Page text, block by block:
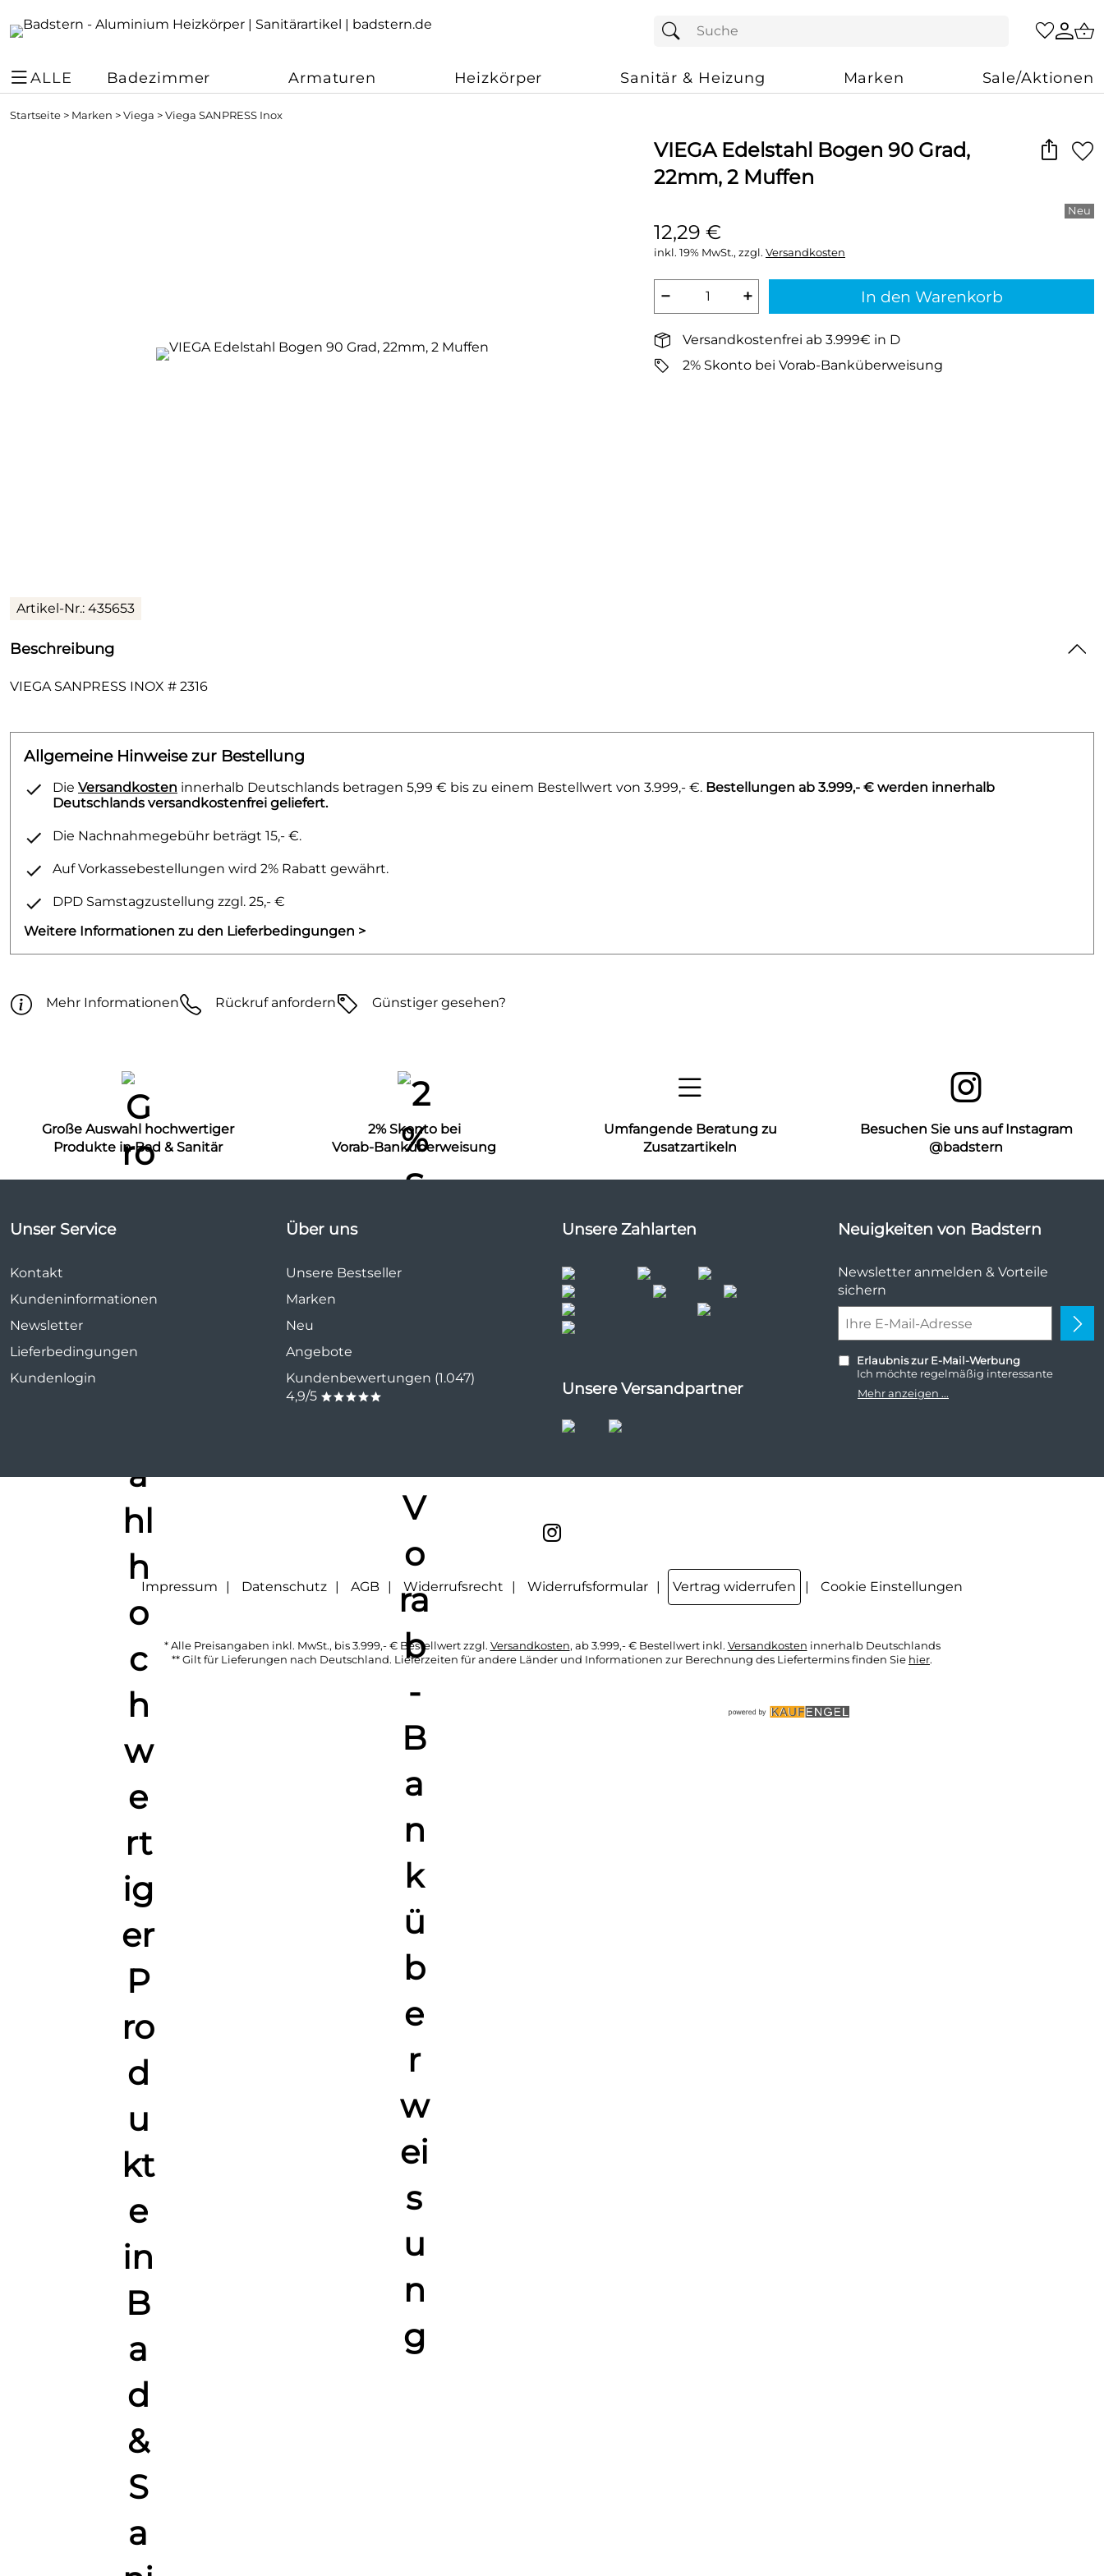
ALLE Badezimmer Armaturen Heizkörper Sanitär & Heizung Marken Sale/Aktionen
Startseite > Marken > Viega > Viega SANPRESS Inox
VIEGA Edelstahl Bogen 90 Grad,
22mm, 2 Muffen
12,29 €
inkl. 19% MwSt., zzgl. Versandkosten
− + In den Warenkorb
Versandkostenfrei ab 3.999€ in D
2% Skonto bei Vorab-Banküberweisung
Artikel-Nr.: 435653
Beschreibung
VIEGA SANPRESS INOX # 2316
Allgemeine Hinweise zur Bestellung
Die Versandkosten innerhalb Deutschlands betragen 5,99 € bis zu einem Bestellwert von 3.999,- €. Bestellungen ab 3.999,- € werden innerhalb
Deutschlands versandkostenfrei geliefert.
Die Nachnahmegebühr beträgt 15,- €.
Auf Vorkassebestellungen wird 2% Rabatt gewährt.
DPD Samstagzustellung zzgl. 25,- €
Weitere Informationen zu den Lieferbedingungen >
Mehr Informationen Rückruf anfordern Günstiger gesehen?
Große Auswahl hochwertiger
Produkte in Bad & Sanitär
2% Skonto bei
Vorab-Banküberweisung
Umfangende Beratung zu
Zusatzartikeln
Besuchen Sie uns auf Instagram
@badstern
Unser Service
Kontakt
Kundeninformationen
Newsletter
Lieferbedingungen
Kundenlogin
Über uns
Unsere Bestseller
Marken
Neu
Angebote
Kundenbewertungen (1.047)
4,9/5 *****
Unsere Zahlarten
Unsere Versandpartner
Neuigkeiten von Badstern
Newsletter anmelden & Vorteile
sichern
Erlaubnis zur E-Mail-Werbung
Ich möchte regelmäßig interessante
Angebote per E-Mail erhalten. Meine E-
Mail-Adresse wird nicht an andere
Mehr anzeigen ...
Impressum Datenschutz AGB Widerrufsrecht Widerrufsformular Vertrag widerrufen Cookie Einstellungen
* Alle Preisangaben inkl. MwSt., bis 3.999,- € Bestellwert zzgl. Versandkosten, ab 3.999,- € Bestellwert inkl. Versandkosten innerhalb Deutschlands
** Gilt für Lieferungen nach Deutschland. Lieferzeiten für andere Länder und Informationen zur Berechnung des Liefertermins finden Sie hier.